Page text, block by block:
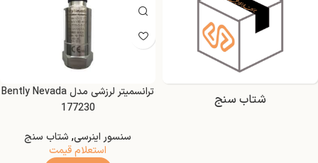
شتاب سنج
ترانسمیتر لرزشی مدل Bently Nevada
177230
سنسور اینرسی, شتاب سنج
استعلام قیمت